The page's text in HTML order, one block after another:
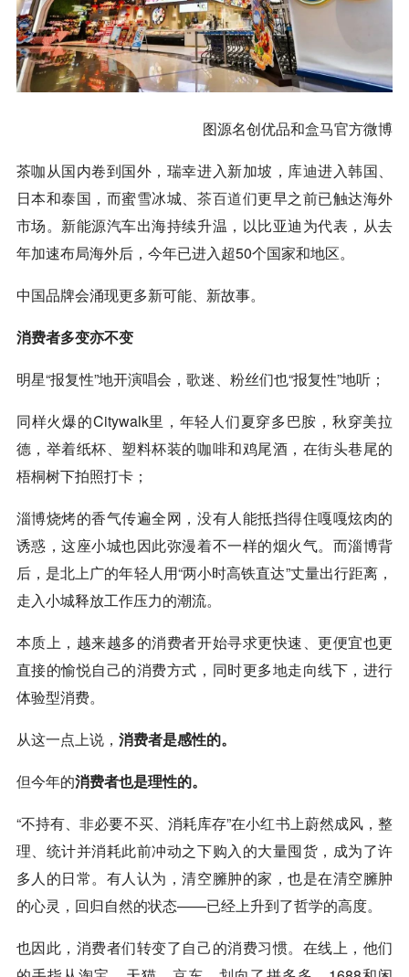
图源名创优品和盒马官方微博
茶咖从国内卷到国外，瑞幸进入新加坡， 库迪进入韩国、
日本和泰国，而蜜雪冰城、 茶百道们更早之前已触达海外
市场。新能源汽车出海持续升温，以比亚迪为代表，从去
年加速布局海外后，今年已进入超50个国家和地区。
中国品牌会涌现更多新可能、新故事。
消费者多变亦不变
明星“报复性”地开演唱会，歌迷、粉丝们也“报复性”地听；
同样火爆的Citywalk里，年轻人们夏穿多巴胺，秋穿美拉
德，举着纸杯、塑料杯装的咖啡和鸡尾酒，在街头巷尾的
梧桐树下拍照打卡；
淄博烧烤的香气传遍全网，没有人能抵挡得住嘎嘎炫肉的
诱惑，这座小城也因此弥漫着不一样的烟火气。而淄博背
后，是北上广的年轻人用“两小时高铁直达”丈量出行距离，
走入小城释放工作压力的潮流。
本质上，越来越多的消费者开始寻求更快速、更便宜也更
直接的愉悦自己的消费方式，同时更多地走向线下，进行
体验型消费。
从这一点上说， 消费者是感性的。
但今年的消费者也是理性的。
“不持有、非必要不买、消耗库存”在小红书上蔚然成风，整
理、统计并消耗此前冲动之下购入的大量囤货，成为了许
多人的日常。有人认为，清空臃肿的家，也是在清空臃肿
的心灵，回归自然的状态——已经上升到了哲学的高度。
也因此，消费者们转变了自己的消费习惯。在线上，他们